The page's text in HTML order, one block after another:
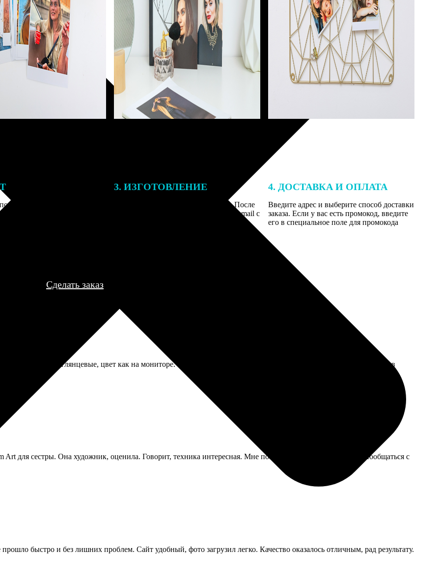
заказа к печати
могут связаться с Вами
телефону или email для
деталей.
3. ИЗГОТОВЛЕНИЕ
Оплатите заказ банковской картой. После
оплаты получите подтверждение на email с
описанием заказа. Когда отправим заказ
4. ДОСТАВКА И ОПЛАТА
Введите адрес и выберите способ доставки
заказа. Если у вас есть промокод, введите
его в специальное поле для промокода
Сделать заказ
ровненькие, глянцевые, цвет как на мониторе. Только конверт немного помялся при пересылке, но сами фото в
Art для сестры. Она художник, оценила. Говорит, техника интересная. Мне понравилось, что можно было пообщаться с
быстро и без лишних проблем. Сайт удобный, фото загрузил легко. Качество оказалось отличным, рад результату.